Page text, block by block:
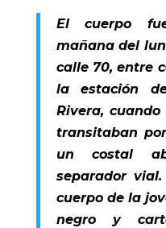
El cuerpo
mañana del
calle 70, entre
la estación
Rivera,
transitaban
un costal
separador
cuerpo de la
negro y